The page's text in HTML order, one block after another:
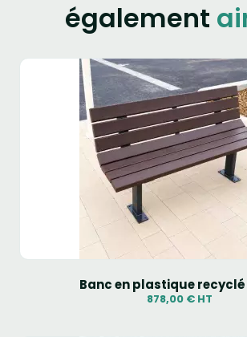
également
Banc en plastique recyclé
878,00 € HT